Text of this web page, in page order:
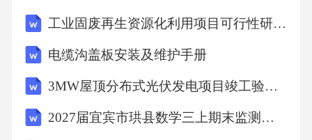
四、结论
综上所述，疗养院行业在国家政策的支持下，
的市场竞争和政策风险，疗养院行业仍需不断
工业固废再生资源化利用项目可行性研究报告
电缆沟盖板安装及维护手册
3MW屋顶分布式光伏发电项目竣工验收报告
2027届宜宾市珙县数学三上期末监测试题含解析